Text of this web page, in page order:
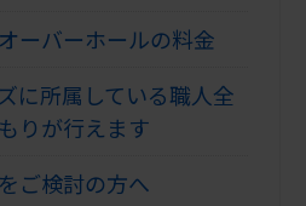
ーバーホールの料金
に所属している職人全
りが行えます
ご検討の方へ